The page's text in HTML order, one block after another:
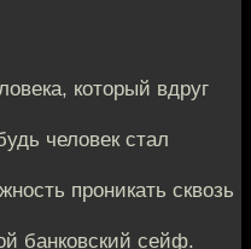
который вдруг
человек стал
проникать сквозь
банковский сейф.